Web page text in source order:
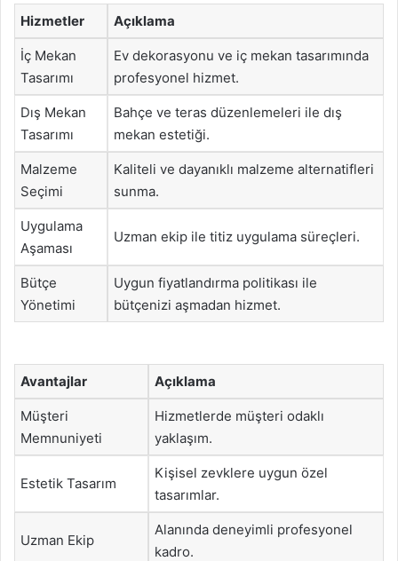
Hizmetler Açıklama
İç Mekan
Tasarımı
Ev dekorasyonu ve iç mekan tasarımında
profesyonel hizmet.
Dış Mekan
Tasarımı
Bahçe ve teras düzenlemeleri ile dış
mekan estetiği.
Malzeme
Seçimi
Kaliteli ve dayanıklı malzeme alternatifleri
sunma.
Uygulama
Aşaması
Uzman ekip ile titiz uygulama süreçleri.
Bütçe
Yönetimi
Uygun fiyatlandırma politikası ile
bütçenizi aşmadan hizmet.
Avantajlar Açıklama
Müşteri
Memnuniyeti
Hizmetlerde müşteri odaklı
yaklaşım.
Estetik Tasarım
Kişisel zevklere uygun özel
tasarımlar.
Uzman Ekip
Alanında deneyimli profesyonel
kadro.